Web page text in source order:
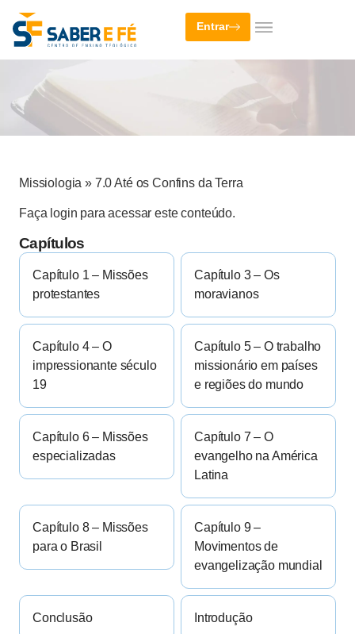
Entrar
Missiologia » 7.0 Até os Confins da Terra
Faça login para acessar este conteúdo.
Capítulos
Capítulo 1 – Missões
protestantes
Capítulo 3 – Os
moravianos
Capítulo 4 – O
impressionante século
19
Capítulo 5 – O trabalho
missionário em países
e regiões do mundo
Capítulo 6 – Missões
especializadas
Capítulo 7 – O
evangelho na América
Latina
Capítulo 8 – Missões
para o Brasil
Capítulo 9 –
Movimentos de
evangelização mundial
Conclusão Introdução